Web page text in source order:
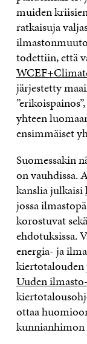
muiden
ratkaisuja
todettiin, että
järjestetty
yhteen
ensimmäiset
Suomessakin
on vauhdissa.
kanslia julkaisi
jossa
korostuvat
ehdotuksissa.
energia- ja
kiertotalouden
Uuden
ottaa